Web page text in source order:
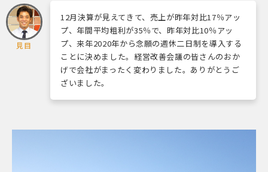
見目
12月決算が見えてきて、売上が昨年対比17％アッ
プ、年間平均粗利が35％で、昨年対比10％アッ
プ、来年2020年から念願の週休二日制を導入する
ことに決めました。経営改善会議の皆さんのおか
げで会社がまったく変わりました。ありがとうご
ざいました。